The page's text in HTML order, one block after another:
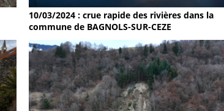
10/03/2024 : crue rapide des rivières dans la
commune de BAGNOLS-SUR-CEZE